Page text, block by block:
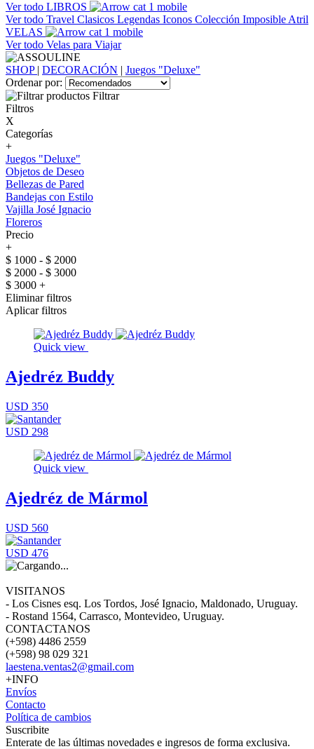
Ver todo LIBROS
Ver todo Travel Clasicos Legendas Iconos Colección Imposible Atril
VELAS
Ver todo Velas para Viajar
SHOP | DECORACIÓN | Juegos "Deluxe"
Ordenar por:
Filtrar
Filtros
X
Categorías
+
Juegos "Deluxe"
Objetos de Deseo
Bellezas de Pared
Bandejas con Estilo
Vajilla José Ignacio
Floreros
Precio
+
$ 1000 - $ 2000
$ 2000 - $ 3000
$ 3000 +
Eliminar filtros
Aplicar filtros
Quick view
Ajedréz Buddy
USD 350
USD 298
Quick view
Ajedréz de Mármol
USD 560
USD 476
VISITANOS
- Los Cisnes esq. Los Tordos, José Ignacio, Maldonado, Uruguay.
- Rostand 1564, Carrasco, Montevideo, Uruguay.
CONTACTANOS
(+598) 4486 2559
(+598) 98 029 321
laestena.ventas2@gmail.com
+INFO
Envíos
Contacto
Política de cambios
Suscribite
Enterate de las últimas novedades e ingresos de forma exclusiva.